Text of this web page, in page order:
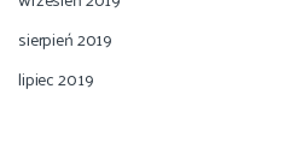
sierpień 2019
lipiec 2019